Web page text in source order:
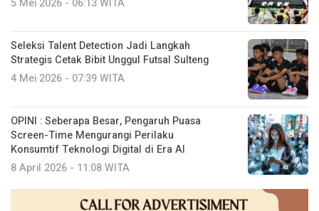
5 Mei 2026 - 06:13 WITA
Seleksi Talent Detection Jadi Langkah
Strategis Cetak Bibit Unggul Futsal Sulteng
4 Mei 2026 - 07:39 WITA
OPINI : Seberapa Besar, Pengaruh Puasa
Screen-Time Mengurangi Perilaku
Konsumtif Teknologi Digital di Era AI
8 April 2026 - 11:08 WITA